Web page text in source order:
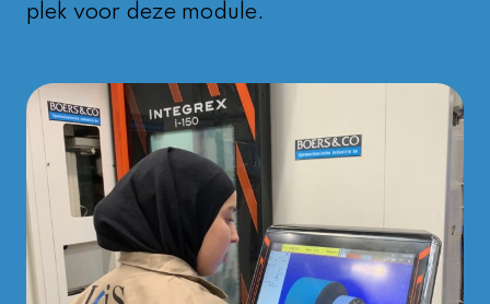
plek voor deze module.